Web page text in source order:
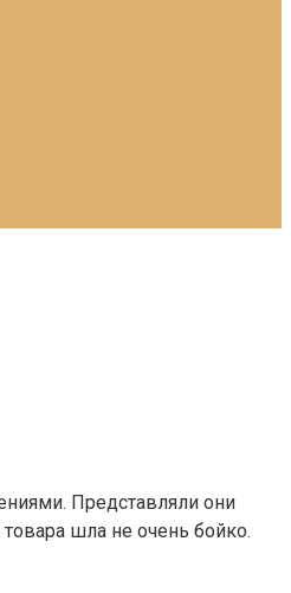
Представляли они
шла не очень бойко.